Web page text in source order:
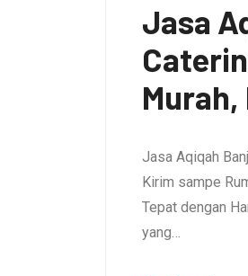
Jasa
Jasa Aqiqah
Kirim sampe
Tepat dengan
yang…